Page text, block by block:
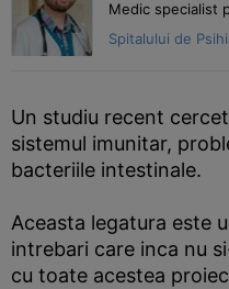
Medic specialist
Spitalului de
Un studiu recent
sistemul imunitar,
bacteriile intestinale.
Aceasta legatura este
intrebari care inca nu
cu toate acestea